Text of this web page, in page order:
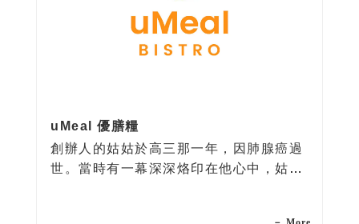
uMeal 優膳糧
創辦人的姑姑於高三那一年，因肺腺癌過
世。當時有一幕深深烙印在他心中，姑姑